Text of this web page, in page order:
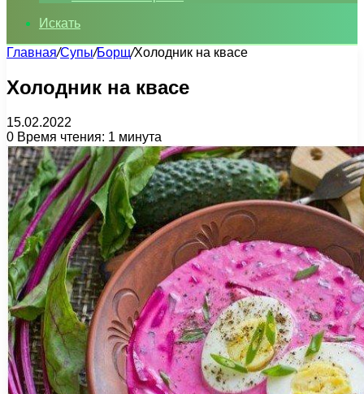
Искать
Главная/Супы/Борщ/Холодник на квасе
Холодник на квасе
15.02.2022
0 Время чтения: 1 минута